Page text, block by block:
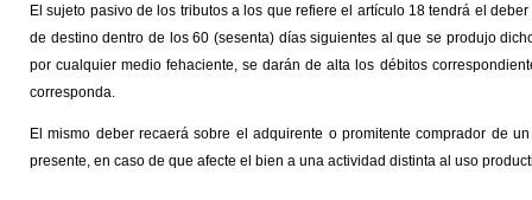
El sujeto pasivo de los tributos a los que refiere el artículo 18 tendrá el
de destino dentro de los 60 (sesenta) días siguientes al que se produjo
por cualquier medio fehaciente, se darán de alta los débitos
corresponda.
El mismo deber recaerá sobre el adquirente o promitente comprador de
presente, en caso de que afecte el bien a una actividad distinta al uso